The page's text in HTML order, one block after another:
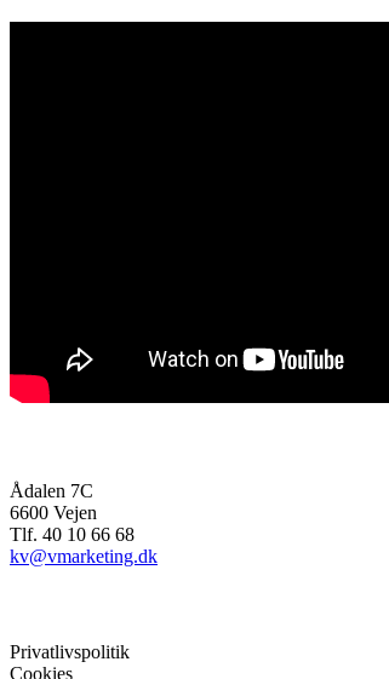
Ådalen 7C
6600 Vejen
Tlf. 40 10 66 68
kv@vmarketing.dk
Privatlivspolitik
Cookies